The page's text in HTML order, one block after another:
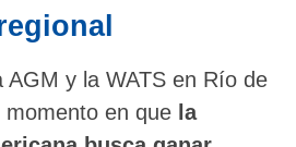
AGM y la WATS en Río de
en que la